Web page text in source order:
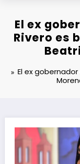
El ex
Rivero es
El ex